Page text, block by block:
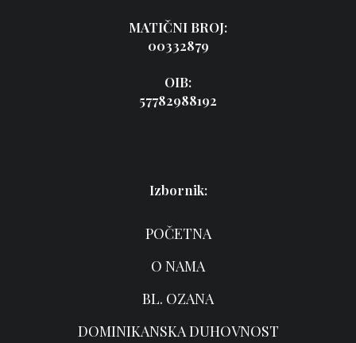
MATIČNI BROJ:
00332879
OIB:
57782988192
Izbornik:
POČETNA
O NAMA
BL. OZANA
DOMINIKANSKA DUHOVNOST